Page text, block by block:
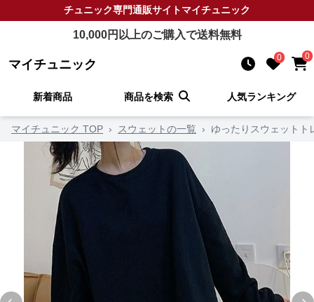
チュニック専門通販サイトマイチュニック
10,000円以上のご購入で送料無料
マイチュニック 0 0
新着商品 商品を検索 人気ランキング
マイチュニック TOP › スウェットの一覧 › ゆったりスウェットト